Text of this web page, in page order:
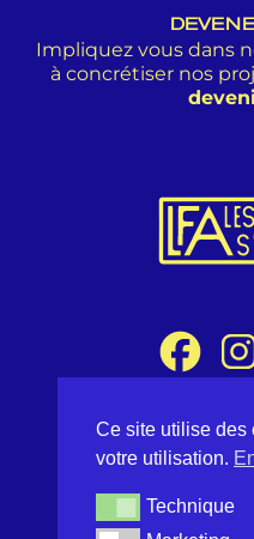
Impliquez vous dans
à concrétiser nos
Association
8 rue
Ce site utilise des
votre utilisation.
TechniqueTechnique